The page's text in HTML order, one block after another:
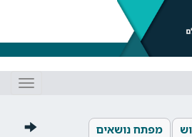
מפתח נושאים